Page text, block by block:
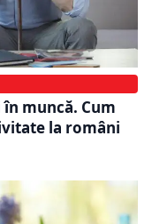
muncă. Cum
la români